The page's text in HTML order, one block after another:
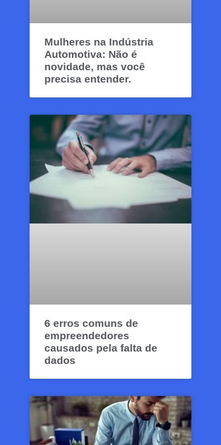
Mulheres na Indústria
Automotiva: Não é
novidade, mas você
precisa entender.
6 erros comuns de
empreendedores
causados pela falta de
dados